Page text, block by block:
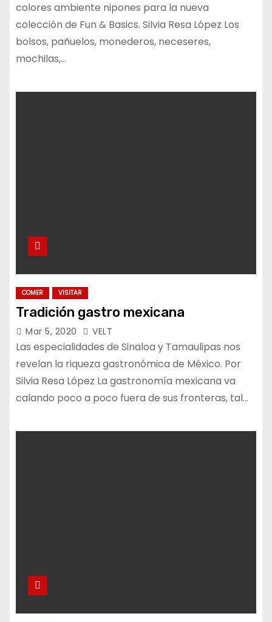
colores ambiente nipones para la nueva
colección de Fun & Basics. Silvia Resa López Los
bolsos, pañuelos, monederos, neceseres,
mochilas,…
COMER VISITAR
Tradición gastro mexicana
Mar 5, 2020 VELT
Las especialidades de Sinaloa y Tamaulipas nos
revelan la riqueza gastronómica de México. Por
Silvia Resa López La gastronomía mexicana va
calando poco a poco fuera de sus fronteras, tal…